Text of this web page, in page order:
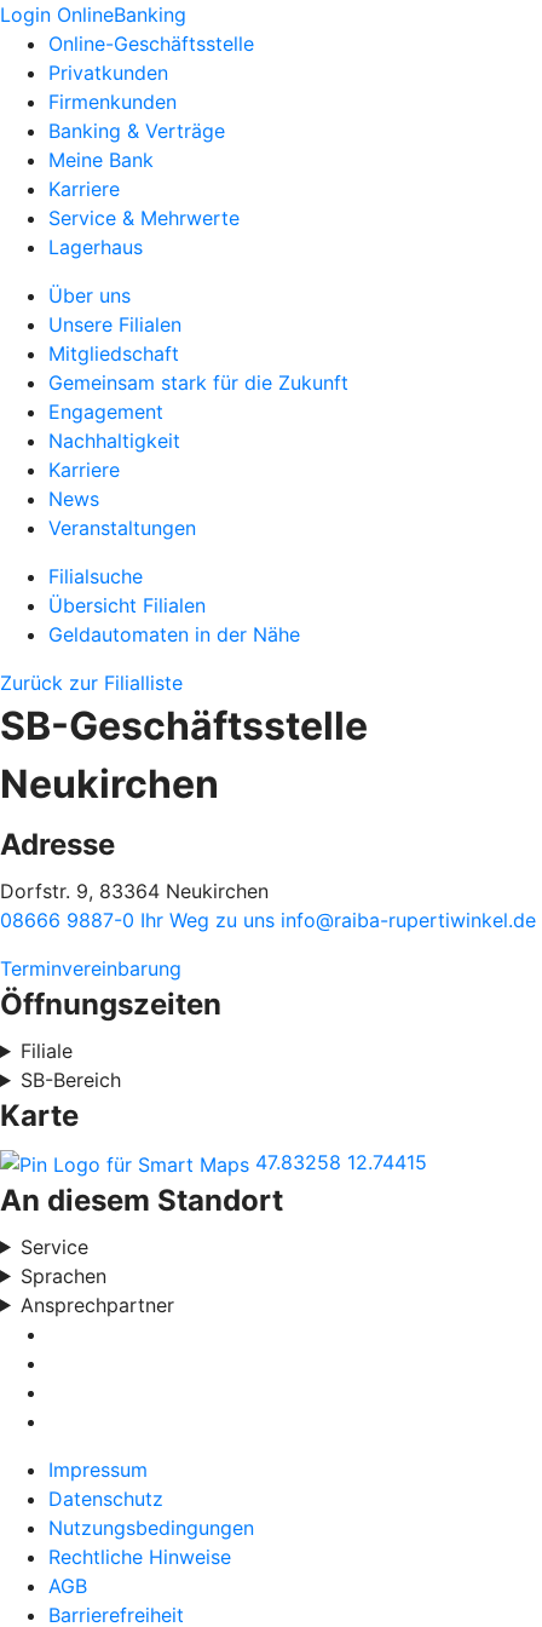
Login OnlineBanking
Online-Geschäftsstelle
Privatkunden
Firmenkunden
Banking & Verträge
Meine Bank
Karriere
Service & Mehrwerte
Lagerhaus
Über uns
Unsere Filialen
Mitgliedschaft
Gemeinsam stark für die Zukunft
Engagement
Nachhaltigkeit
Karriere
News
Veranstaltungen
Filialsuche
Übersicht Filialen
Geldautomaten in der Nähe
Zurück zur Filialliste
SB-Geschäftsstelle
Neukirchen
Adresse
Dorfstr. 9, 83364 Neukirchen
08666 9887-0 Ihr Weg zu uns info@raiba-rupertiwinkel.de
Terminvereinbarung
Öffnungszeiten
Filiale
SB-Bereich
Karte
47.83258 12.74415
An diesem Standort
Service
Sprachen
Ansprechpartner
Impressum
Datenschutz
Nutzungsbedingungen
Rechtliche Hinweise
AGB
Barrierefreiheit